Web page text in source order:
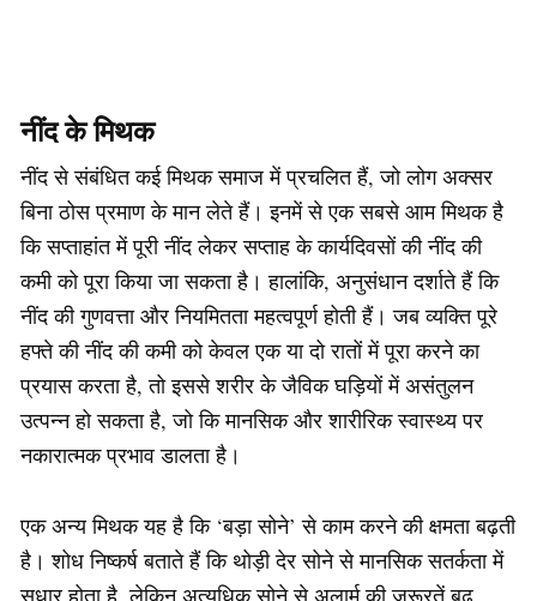
नींद के मिथक
नींद से संबंधित कई मिथक समाज में प्रचलित हैं, जो लोग अक्सर
बिना ठोस प्रमाण के मान लेते हैं। इनमें से एक सबसे आम मिथक है
कि सप्ताहांत में पूरी नींद लेकर सप्ताह के कार्यदिवसों की नींद की
कमी को पूरा किया जा सकता है। हालांकि, अनुसंधान दर्शाते हैं कि
नींद की गुणवत्ता और नियमितता महत्वपूर्ण होती हैं। जब व्यक्ति पूरे
हफ्ते की नींद की कमी को केवल एक या दो रातों में पूरा करने का
प्रयास करता है, तो इससे शरीर के जैविक घड़ियों में असंतुलन
उत्पन्न हो सकता है, जो कि मानसिक और शारीरिक स्वास्थ्य पर
नकारात्मक प्रभाव डालता है।
एक अन्य मिथक यह है कि ‘बड़ा सोने’ से काम करने की क्षमता बढ़ती
है। शोध निष्कर्ष बताते हैं कि थोड़ी देर सोने से मानसिक सतर्कता में